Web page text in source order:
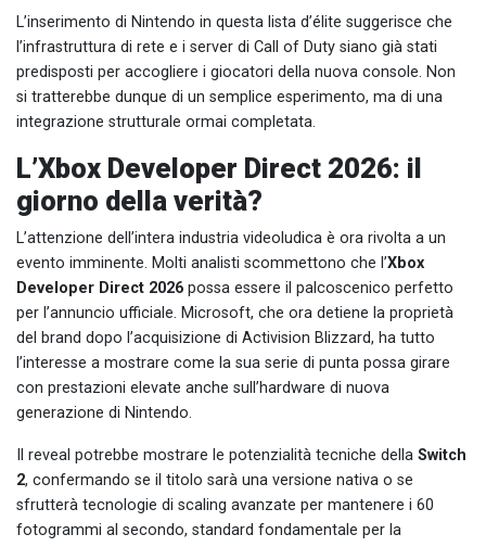
L’inserimento di Nintendo in questa lista d’élite suggerisce che
l’infrastruttura di rete e i server di Call of Duty siano già stati
predisposti per accogliere i giocatori della nuova console. Non
si tratterebbe dunque di un semplice esperimento, ma di una
integrazione strutturale ormai completata.
L’Xbox Developer Direct 2026: il
giorno della verità?
L’attenzione dell’intera industria videoludica è ora rivolta a un
evento imminente. Molti analisti scommettono che l’Xbox
Developer Direct 2026 possa essere il palcoscenico perfetto
per l’annuncio ufficiale. Microsoft, che ora detiene la proprietà
del brand dopo l’acquisizione di Activision Blizzard, ha tutto
l’interesse a mostrare come la sua serie di punta possa girare
con prestazioni elevate anche sull’hardware di nuova
generazione di Nintendo.
Il reveal potrebbe mostrare le potenzialità tecniche della Switch
2, confermando se il titolo sarà una versione nativa o se
sfrutterà tecnologie di scaling avanzate per mantenere i 60
fotogrammi al secondo, standard fondamentale per la